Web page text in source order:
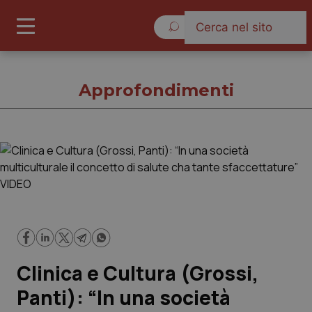
Governo e Parlamento
Regioni e Asl
Lavoro e Professioni
Approfondimenti
Clinica e Cultura (Grossi,
Panti): “In una società